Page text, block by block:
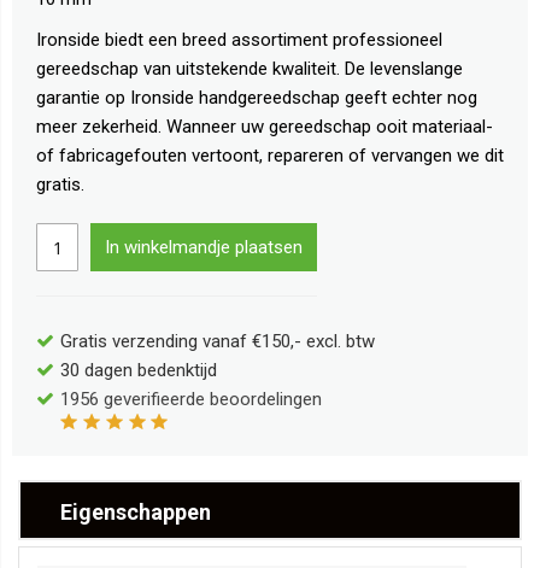
Ironside biedt een breed assortiment professioneel
gereedschap van uitstekende kwaliteit. De levenslange
garantie op Ironside handgereedschap geeft echter nog
meer zekerheid. Wanneer uw gereedschap ooit materiaal-
of fabricagefouten vertoont, repareren of vervangen we dit
gratis.
In winkelmandje plaatsen
Gratis verzending vanaf €150,- excl. btw
30 dagen bedenktijd
1956 geverifieerde beoordelingen
Eigenschappen